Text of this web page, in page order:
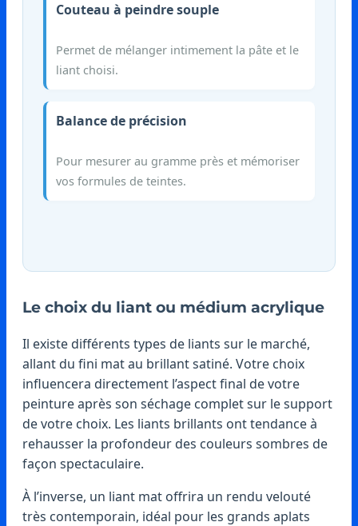
Couteau à peindre souple
Permet de mélanger intimement la pâte et le
liant choisi.
Balance de précision
Pour mesurer au gramme près et mémoriser
vos formules de teintes.
Le choix du liant ou médium acrylique
Il existe différents types de liants sur le marché,
allant du fini mat au brillant satiné. Votre choix
influencera directement l’aspect final de votre
peinture après son séchage complet sur le support
de votre choix. Les liants brillants ont tendance à
rehausser la profondeur des couleurs sombres de
façon spectaculaire.
À l’inverse, un liant mat offrira un rendu velouté
très contemporain, idéal pour les grands aplats